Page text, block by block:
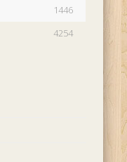
1446
4254